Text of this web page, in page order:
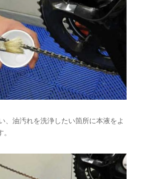
、油汚れを洗浄したい箇所に本液をよ